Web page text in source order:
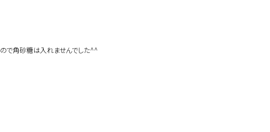
で角砂糖は入れませんでした^^